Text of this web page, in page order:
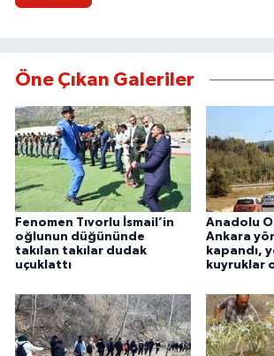
Öne Çıkan Galeriler
Fenomen Tıvorlu İsmail’in
oğlunun düğününde
takılan takılar dudak
uçuklattı
Anadolu
Ankara
kapandı,
kuyruklar